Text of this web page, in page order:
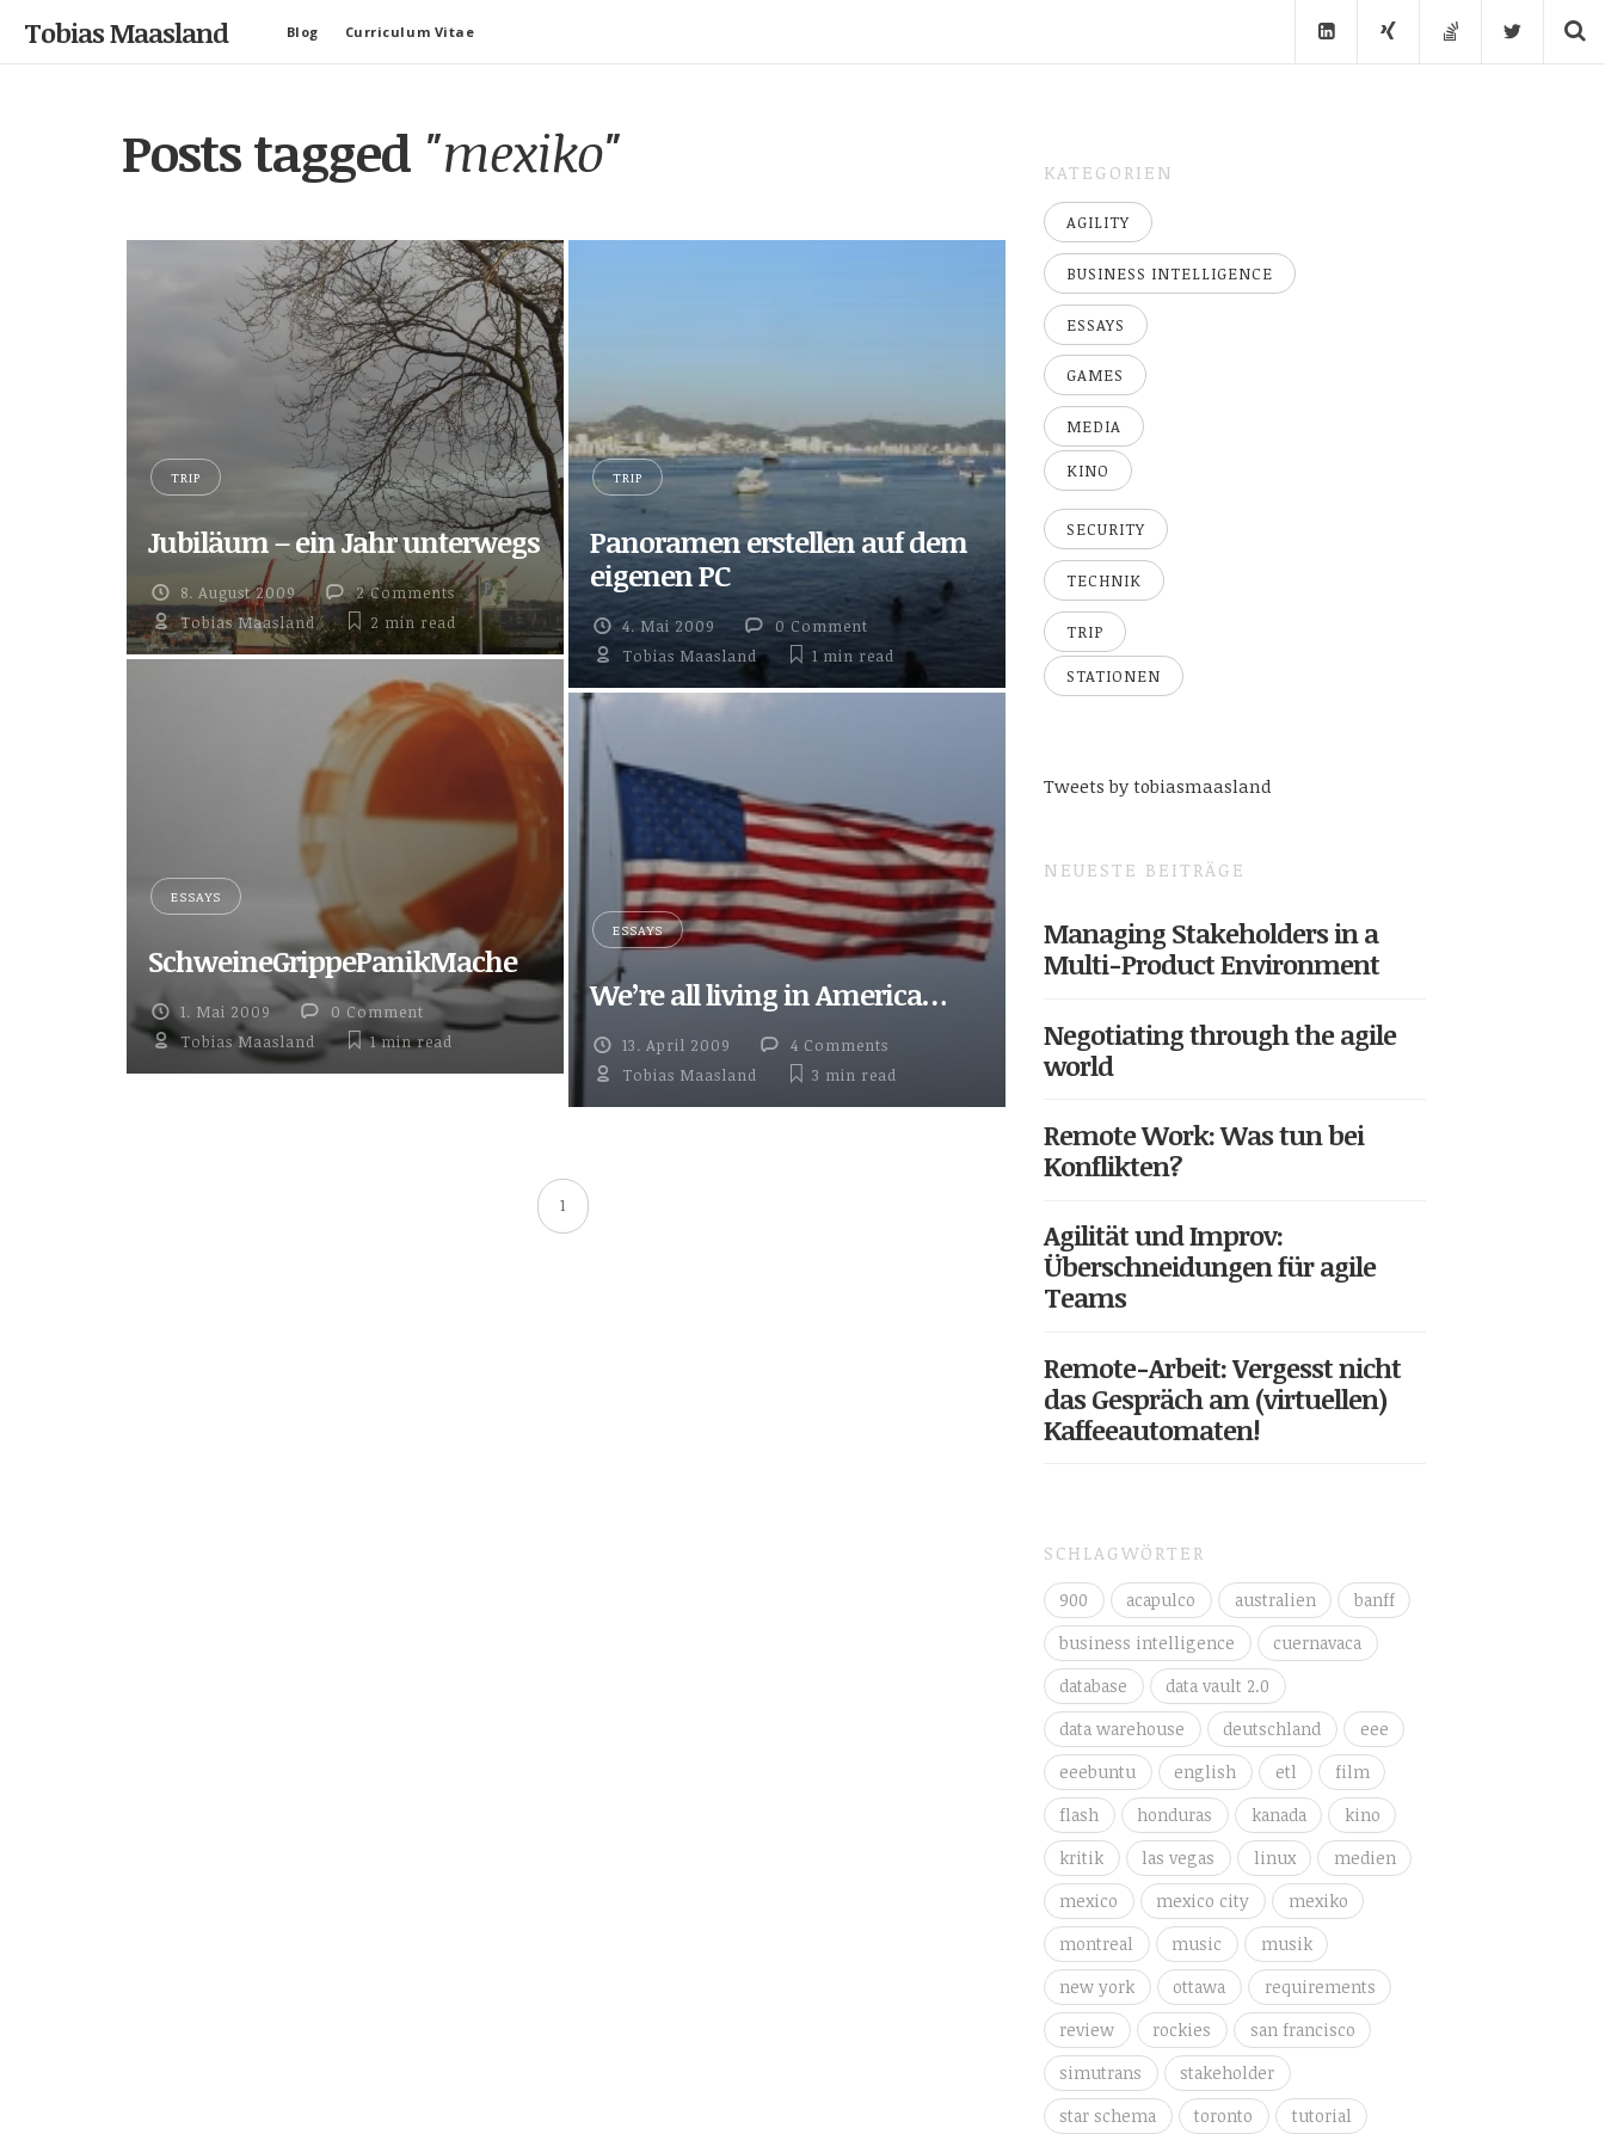
Tobias Maasland Blog Curriculum Vitae
Posts tagged "mexiko"
TRIP
Jubiläum – ein Jahr unterwegs
8. August 2009
2 Comments
Tobias Maasland
2 min read
TRIP
Panoramen erstellen auf dem
eigenen PC
4. Mai 2009
0 Comment
Tobias Maasland
1 min read
ESSAYS
SchweineGrippePanikMache
1. Mai 2009
0 Comment
Tobias Maasland
1 minread
ESSAYS
We’re all living in America…
13. April 2009
4 Comments
Tobias Maasland
3 min read
1
KATEGORIEN
AGILITY
BUSINESS INTELLIGENCE
ESSAYS
GAMES
MEDIA
KINO
SECURITY
TECHNIK
TRIP
STATIONEN
Tweets by tobiasmaasland
NEUESTE BEITRÄGE
Managing Stakeholders in a
Multi-Product Environment
Negotiating through the agile
world
Remote Work: Was tun bei
Konflikten?
Agilität und Improv:
Überschneidungen für agile
Teams
Remote-Arbeit: Vergesst nicht
das Gespräch am (virtuellen)
Kaffeeautomaten!
SCHLAGWÖRTER
900 acapulco australien
banff
business intelligence
cuernavaca
database
data vault 2.0
data warehouse
deutschland
eee
eeebuntu
english etl
film
flash
honduras kanada
kino
kritik
las vegas linux
medien
mexico
mexico city
mexiko
montreal
music
musik
new york
ottawa
requirements
review
rockies
san francisco
simutrans
stakeholder
star schema
toronto tutorial